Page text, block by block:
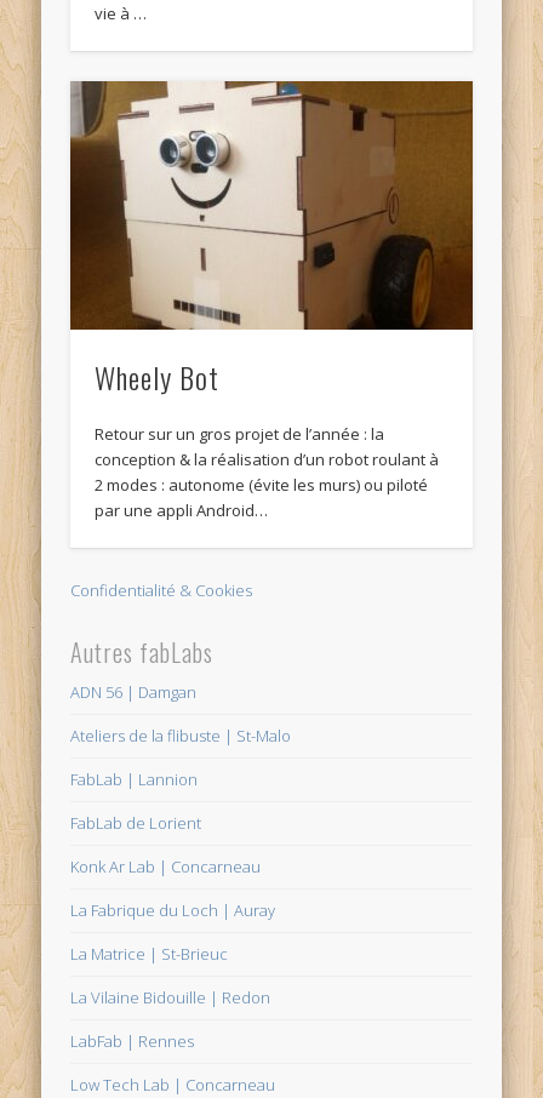
vie à …
Wheely Bot
Retour sur un gros projet de l’année : la
conception & la réalisation d’un robot roulant à
2 modes : autonome (évite les murs) ou piloté
par une appli Android…
Confidentialité & Cookies
Autres fabLabs
ADN 56 | Damgan
Ateliers de la flibuste | St-Malo
FabLab | Lannion
FabLab de Lorient
Konk Ar Lab | Concarneau
La Fabrique du Loch | Auray
La Matrice | St-Brieuc
La Vilaine Bidouille | Redon
LabFab | Rennes
Low Tech Lab | Concarneau